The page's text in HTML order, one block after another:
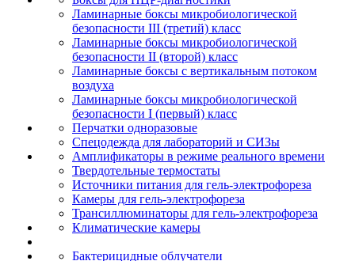
Ламинарные боксы микробиологической
безопасности III (третий) класс
Ламинарные боксы микробиологической
безопасности II (второй) класс
Ламинарные боксы с вертикальным потоком
воздуха
Ламинарные боксы микробиологической
безопасности I (первый) класс
Перчатки одноразовые
Спецодежда для лабораторий и СИЗы
Амплификаторы в режиме реального времени
Твердотельные термостаты
Источники питания для гель-электрофореза
Камеры для гель-электрофореза
Трансиллюминаторы для гель-электрофореза
Климатические камеры
Бактерицидные облучатели